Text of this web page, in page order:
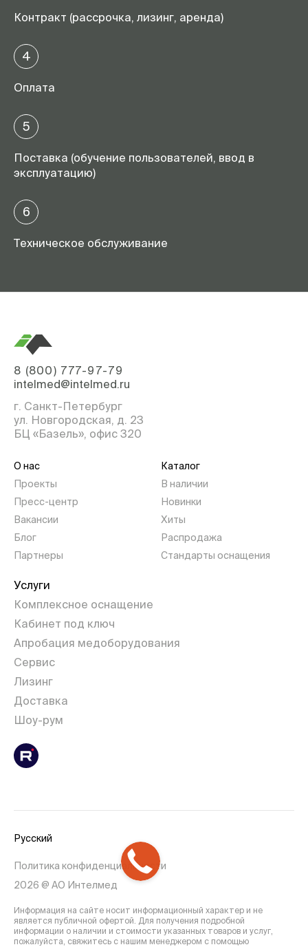
Контракт (рассрочка, лизинг, аренда)
4
Оплата
5
Поставка (обучение пользователей, ввод в
эксплуатацию)
6
Техническое обслуживание
8 (800) 777-97-79
intelmed@intelmed.ru
г. Санкт-Петербург
ул. Новгородская, д. 23
БЦ «Базель», офис 320
О нас
Проекты
Пресс-центр
Вакансии
Блог
Партнеры
Каталог
В наличии
Новинки
Хиты
Распродажа
Стандарты оснащения
Услуги
Комплексное оснащение
Кабинет под ключ
Апробация медоборудования
Сервис
Лизинг
Доставка
Шоу-рум
Русский
Политика конфиденциальности
2026 @ АО Интелмед
Информация на сайте носит информационный характер и не
является публичной офертой. Для получения подробной
информации о наличии и стоимости указанных товаров и услуг,
пожалуйста, свяжитесь с нашим менеджером с помощью